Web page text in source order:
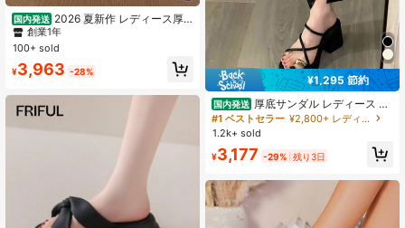
国内発送 2026 夏新作 レディース厚
底ブーツサンダル ベルトバックル付
きオープントゥグラディエーターサ
ー韓国ストリートカジュアルシュー
創業1年
#4 ベストセラー
創業1年
#4 ベストセラー
創業1年
#4 ベストセラー
創業1年
100+ sold
¥3,963 -28%
¥1,295 節約
国内発送 厚底サンダル レディース 夏
用 外履き 2026年新作 高級感 太ヒー
ル 身長アップ 小柄向け ハイヒール
#1 ベストセラー
¥2,800+ レディース サンダル
1.2k+ sold
¥3,177 -29% 残り3日